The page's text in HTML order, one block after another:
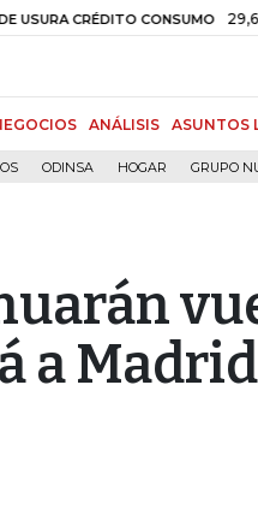
CRÉDITO CONSUMO 29,66%
ANÁLISIS ASUNTOS
ODINSA HOGAR GRUPO
a Madrid